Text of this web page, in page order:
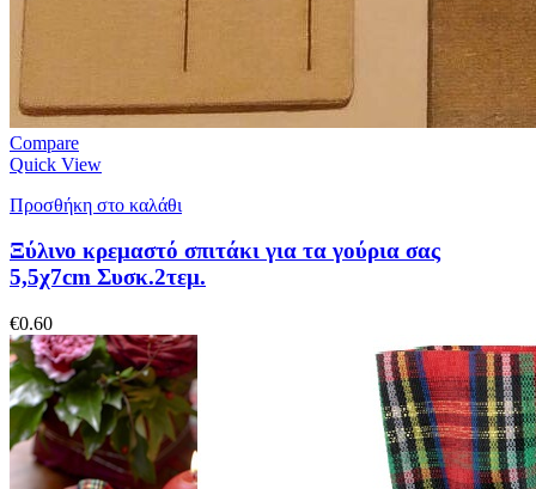
Compare
Quick View
Προσθήκη στο καλάθι
Ξύλινο κρεμαστό σπιτάκι για τα γούρια σας
5,5χ7cm Συσκ.2τεμ.
€0.60